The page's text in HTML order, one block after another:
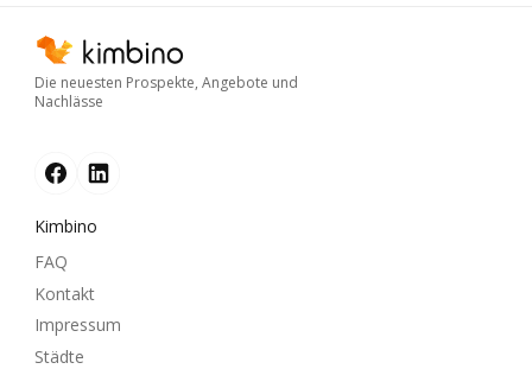
Die neuesten Prospekte, Angebote und
Nachlässe
Kimbino
FAQ
Kontakt
Impressum
Städte